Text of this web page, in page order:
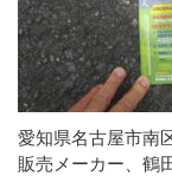
愛知県名古屋市南
販売メーカー、鶴